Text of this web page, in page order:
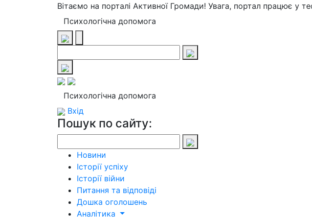
Вітаємо на порталі Активної Громади! Увага, портал працює у
Психологічна допомога
Психологічна допомога
Вхід
Пошук по сайту:
Новини
Історії успіху
Історії війни
Питання та відповіді
Дошка оголошень
Аналітика